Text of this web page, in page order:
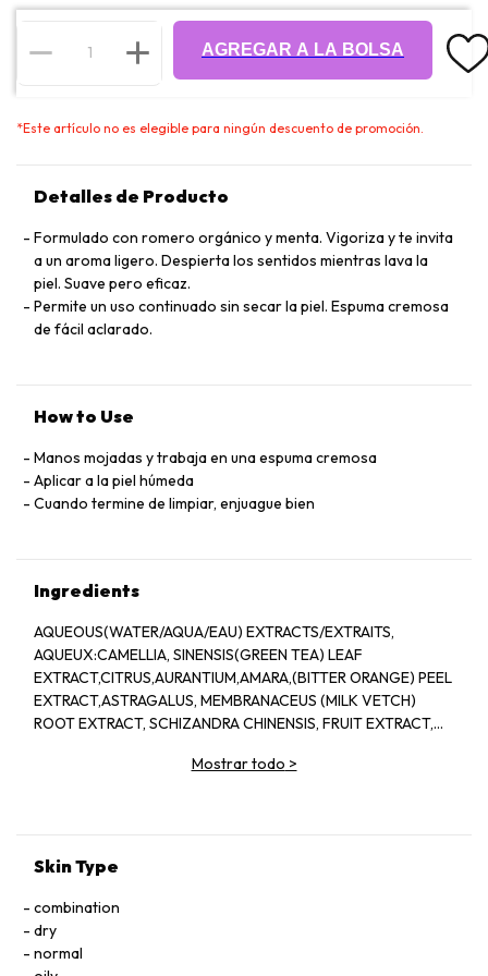
AGREGAR A LA BOLSA
*Este artículo no es elegible para ningún descuento de promoción.
Detalles de Producto
Formulado con romero orgánico y menta. Vigoriza y te invita
a un aroma ligero. Despierta los sentidos mientras lava la
piel. Suave pero eficaz.
Permite un uso continuado sin secar la piel. Espuma cremosa
de fácil aclarado.
How to Use
Manos mojadas y trabaja en una espuma cremosa
Aplicar a la piel húmeda
Cuando termine de limpiar, enjuague bien
Ingredients
AQUEOUS(WATER/AQUA/EAU) EXTRACTS/EXTRAITS,
AQUEUX:CAMELLIA, SINENSIS(GREEN TEA) LEAF
EXTRACT,CITRUS,AURANTIUM,AMARA,(BITTER ORANGE) PEEL
EXTRACT,ASTRAGALUS, MEMBRANACEUS (MILK VETCH)
ROOT EXTRACT, SCHIZANDRA CHINENSIS, FRUIT EXTRACT,
VINIDERA (GRAPE) SEED EXTRACT, SEDUM ROSEA ROOT
PEG-7, COCOATE,GUAR,HYDROXYPROPYLTRIMONIUM
CINNAMATE,LYCOPENE,
STEARAMIDOPROPYL,
Mostrar todo >
Skin Type
combination
dry
normal